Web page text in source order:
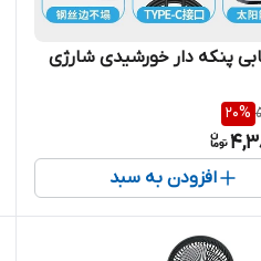
پنکه دار خورشیدی شارژی
20%
افزودن به سبد